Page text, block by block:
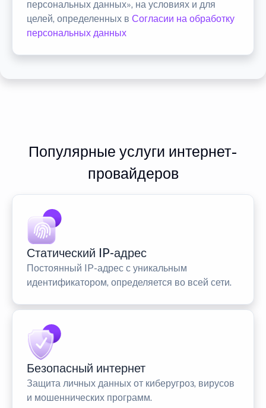
персональных данных», на условиях и для
целей, определенных в Согласии на обработку
персональных данных
Популярные услуги интернет-
провайдеров
Статический IP-адрес
Постоянный IP-адрес с уникальным
идентификатором, определяется во всей сети.
Безопасный интернет
Защита личных данных от киберугроз, вирусов
и мошеннических программ.